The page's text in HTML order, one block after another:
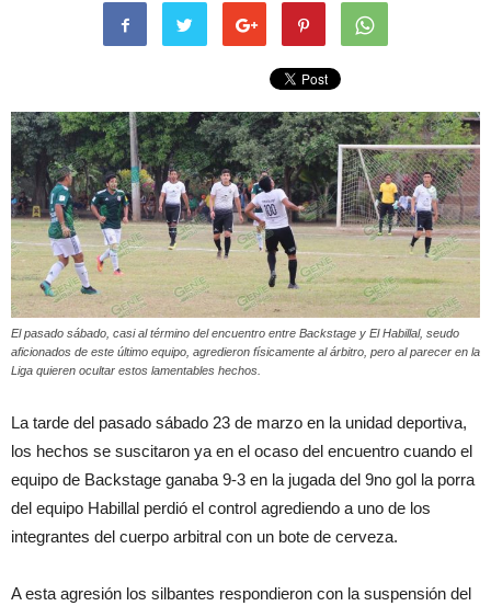
El pasado sábado, casi al término del encuentro entre Backstage y El Habillal, seudo
aficionados de este último equipo, agredieron físicamente al árbitro, pero al parecer en la
Liga quieren ocultar estos lamentables hechos.
La tarde del pasado sábado 23 de marzo en la unidad deportiva,
los hechos se suscitaron ya en el ocaso del encuentro cuando el
equipo de Backstage ganaba 9-3 en la jugada del 9no gol la porra
del equipo Habillal perdió el control agrediendo a uno de los
integrantes del cuerpo arbitral con un bote de cerveza.
A esta agresión los silbantes respondieron con la suspensión del